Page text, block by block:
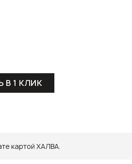
В 1 КЛИК
картой ХАЛВА.